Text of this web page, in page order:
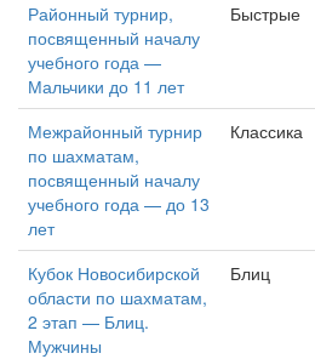
Районный турнир,
посвященный началу
учебного года —
Мальчики до 11 лет
Быстрые
Межрайонный турнир
по шахматам,
посвященный началу
учебного года — до 13
лет
Классика
Кубок Новосибирской
области по шахматам,
2 этап — Блиц.
Мужчины
Блиц